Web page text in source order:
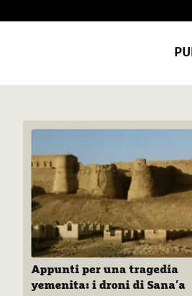
Appunti per una tragedia
yemenita: i droni di Sana′a